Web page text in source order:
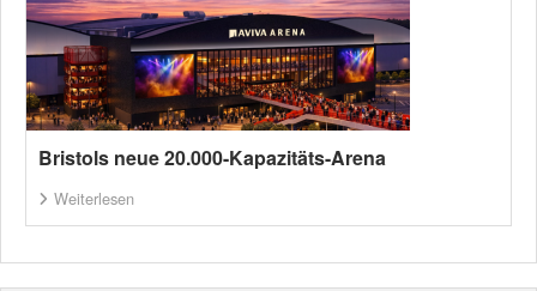
Bristols neue 20.000-Kapazitäts-Arena
Weiterlesen